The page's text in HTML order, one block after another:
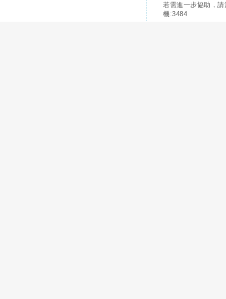
若需進一步協助，
機:3484